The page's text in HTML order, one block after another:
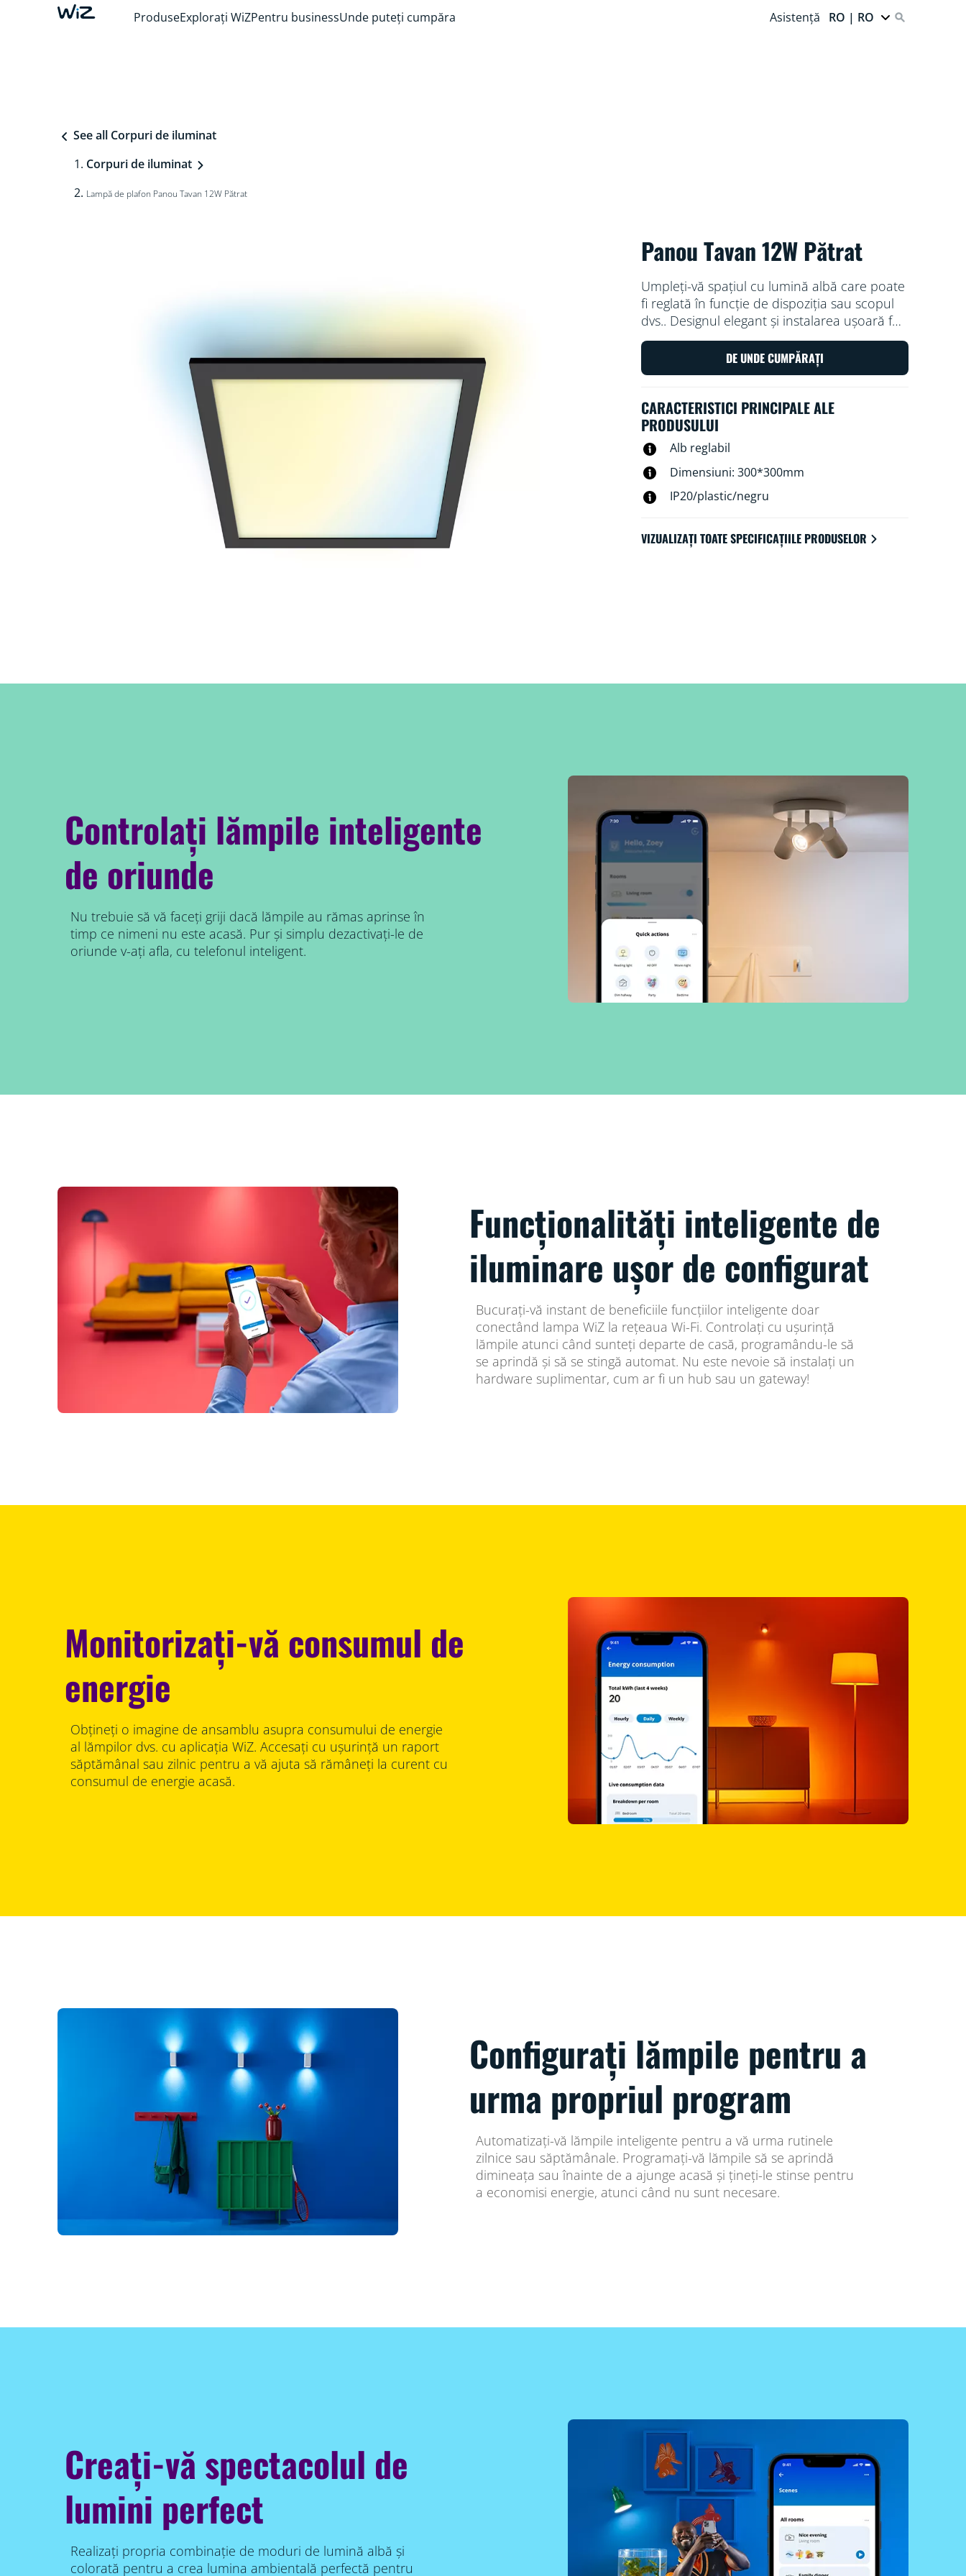
ProduseExplorați WiZPentru businessUnde puteți cumpăra Asistență RO | RO
See all Corpuri de iluminat
Corpuri de iluminat
Lampă de plafon Panou Tavan 12W Pătrat
Panou Tavan 12W Pătrat
Umpleți-vă spațiul cu lumină albă care poate
fi reglată în funcție de dispoziția sau scopul
dvs.. Designul elegant și instalarea ușoară fac
ca aceasta să devină o parte confortabilă și
perfectă pentru spațiul dvs.
DE UNDE CUMPĂRAȚI
CARACTERISTICI PRINCIPALE ALE
PRODUSULUI
Alb reglabil
Dimensiuni: 300*300mm
IP20/plastic/negru
VIZUALIZAȚI TOATE SPECIFICAȚIILE PRODUSELOR
Controlați lămpile inteligente
de oriunde
Nu trebuie să vă faceți griji dacă lămpile au rămas aprinse în
timp ce nimeni nu este acasă. Pur și simplu dezactivați-le de
oriunde v-ați afla, cu telefonul inteligent.
Funcționalități inteligente de
iluminare ușor de configurat
Bucurați-vă instant de beneficiile funcțiilor inteligente doar
conectând lampa WiZ la rețeaua Wi-Fi. Controlați cu ușurință
lămpile atunci când sunteți departe de casă, programându-le să
se aprindă și să se stingă automat. Nu este nevoie să instalați un
hardware suplimentar, cum ar fi un hub sau un gateway!
Monitorizați-vă consumul de
energie
Obțineți o imagine de ansamblu asupra consumului de energie
al lămpilor dvs. cu aplicația WiZ. Accesați cu ușurință un raport
săptămânal sau zilnic pentru a vă ajuta să rămâneți la curent cu
consumul de energie acasă.
Configurați lămpile pentru a
urma propriul program
Automatizați-vă lămpile inteligente pentru a vă urma rutinele
zilnice sau săptămânale. Programați-vă lămpile să se aprindă
dimineața sau înainte de a ajunge acasă și țineți-le stinse pentru
a economisi energie, atunci când nu sunt necesare.
Creați-vă spectacolul de
lumini perfect
Realizați propria combinație de moduri de lumină albă și
colorată pentru a crea lumina ambientală perfectă pentru